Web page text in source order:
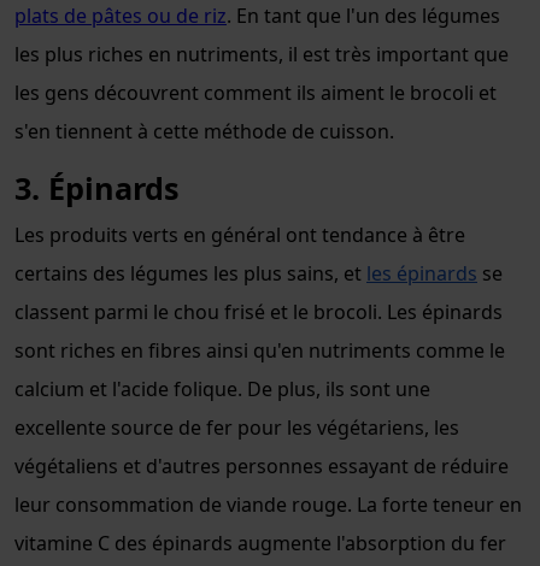
plats de pâtes ou de riz. En tant que l'un des légumes
les plus riches en nutriments, il est très important que
les gens découvrent comment ils aiment le brocoli et
s'en tiennent à cette méthode de cuisson.
3. Épinards
Les produits verts en général ont tendance à être
certains des légumes les plus sains, et les épinards se
classent parmi le chou frisé et le brocoli. Les épinards
sont riches en fibres ainsi qu'en nutriments comme le
calcium et l'acide folique. De plus, ils sont une
excellente source de fer pour les végétariens, les
végétaliens et d'autres personnes essayant de réduire
leur consommation de viande rouge. La forte teneur en
vitamine C des épinards augmente l'absorption du fer